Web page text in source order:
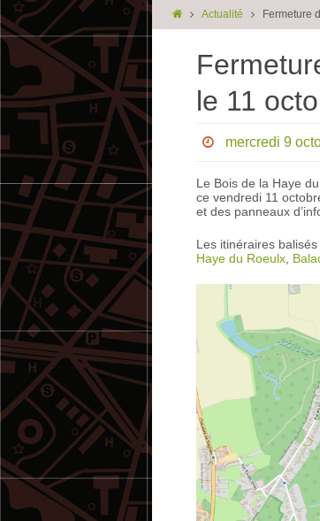
Actualité Fermeture
le 11
mercredi 9
Le Bois de la Haye
ce vendredi 11
et des panneaux
Les itinéraires
Haye du Roeulx